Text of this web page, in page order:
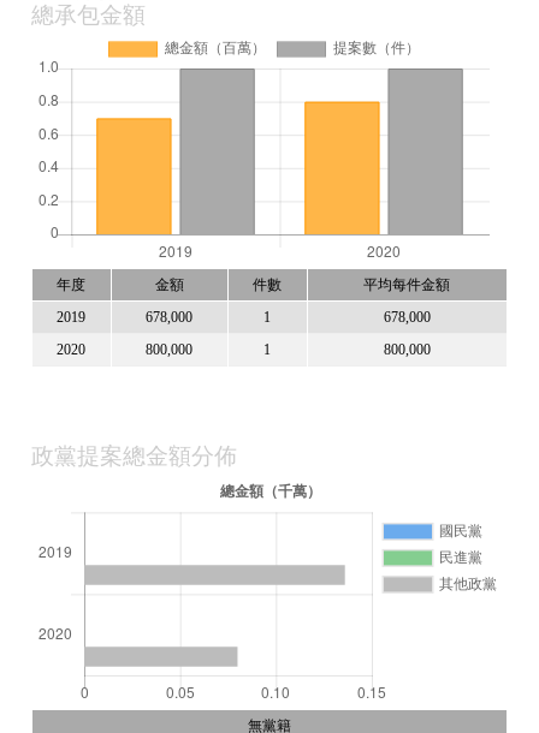
總承包金額
年度 金額 件數 平均每件金額
2019 678,000 1 678,000
2020 800,000 1 800,000
政黨提案總金額分佈
無黨籍